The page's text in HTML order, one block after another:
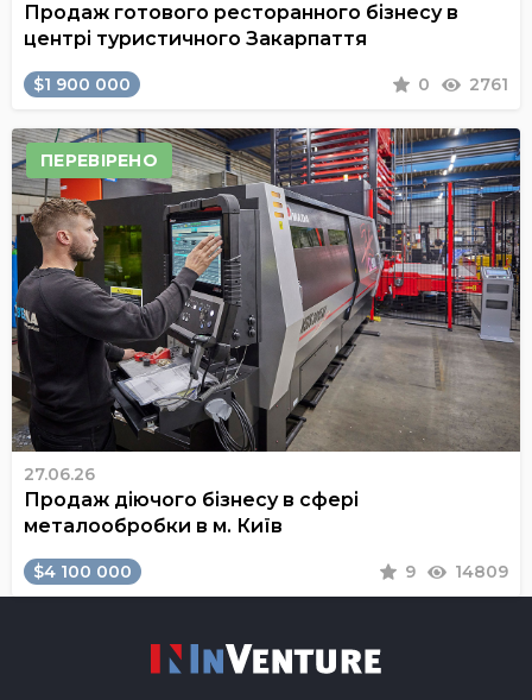
Продаж готового ресторанного бізнесу в
центрі туристичного Закарпаття
$1 900 000 0 2761
ПЕРЕВІРЕНО
27.06.26
Продаж діючого бізнесу в сфері
металообробки в м. Київ
$4 100 000 9 14809